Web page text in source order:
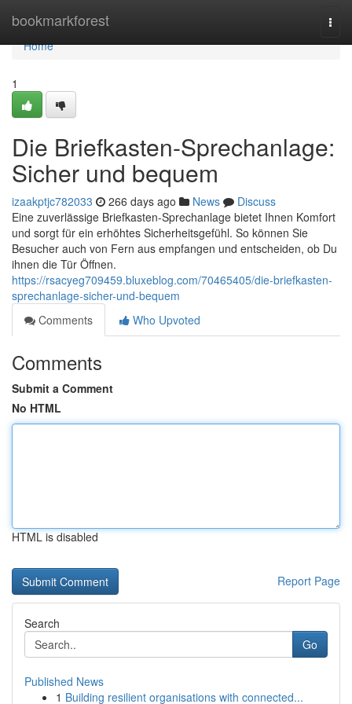
bookmarkforest
Home
Home
1
Die Briefkasten-Sprechanlage:
Sicher und bequem
izaakptjc782033 266 days ago News
Discuss
Eine zuverlässige Briefkasten-Sprechanlage bietet Ihnen Komfort
und sorgt für ein erhöhtes Sicherheitsgefühl. So können Sie
Besucher auch von Fern aus empfangen und entscheiden, ob Du
ihnen die Tür Öffnen.
https://rsacyeg709459.bluxeblog.com/70465405/die-briefkasten-
sprechanlage-sicher-und-bequem
Comments
Who Upvoted
Comments
Submit a Comment
No HTML
HTML is disabled
Report Page
Search
Go
Published News
1 Building resilient organisations with connected...